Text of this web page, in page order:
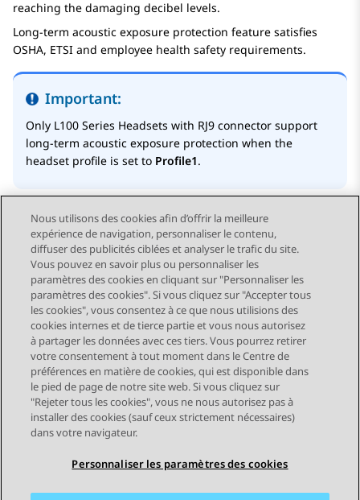
reaching the damaging decibel levels.
Long-term acoustic exposure protection feature satisfies
OSHA, ETSI and employee health safety requirements.
Important:
Only L100 Series Headsets with RJ9 connector support
long-term acoustic exposure protection when the
headset profile is set to Profile1.
Send Feedback
Navigation par sujet
Sujet précédent Sujet suivant
STAY CONNECTED
Nous utilisons des cookies afin d’offrir la meilleure
expérience de navigation, personnaliser le contenu,
diffuser des publicités ciblées et analyser le trafic du site.
Vous pouvez en savoir plus ou personnaliser les
paramètres des cookies en cliquant sur "Personnaliser les
paramètres des cookies". Si vous cliquez sur "Accepter tous
les cookies", vous consentez à ce que nous utilisions des
cookies internes et de tierce partie et vous nous autorisez
à partager les données avec ces tiers. Vous pourrez retirer
votre consentement à tout moment dans le Centre de
préférences en matière de cookies, qui est disponible dans
le pied de page de notre site web. Si vous cliquez sur
"Rejeter tous les cookies", vous ne nous autorisez pas à
installer des cookies (sauf ceux strictement nécessaires)
dans votre navigateur.
Personnaliser les paramètres des cookies